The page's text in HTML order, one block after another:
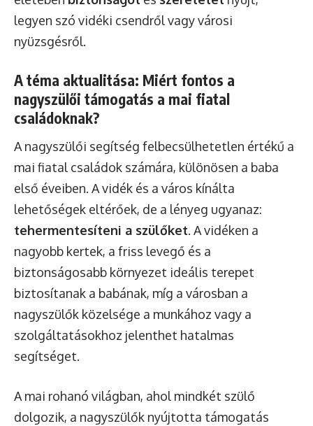
legyen szó vidéki csendről vagy városi
nyüzsgésről.
A téma aktualitása: Miért fontos a
nagyszülői támogatás a mai fiatal
családoknak?
A nagyszülői segítség felbecsülhetetlen értékű a
mai fiatal családok számára, különösen a baba
első éveiben. A vidék és a város kínálta
lehetőségek eltérőek, de a lényeg ugyanaz:
tehermentesíteni a szülőket. A vidéken a
nagyobb kertek, a friss levegő és a
biztonságosabb környezet ideális terepet
biztosítanak a babának, míg a városban a
nagyszülők közelsége a munkához vagy a
szolgáltatásokhoz jelenthet hatalmas
segítséget.
A mai rohanó világban, ahol mindkét szülő
dolgozik, a nagyszülők nyújtotta támogatás